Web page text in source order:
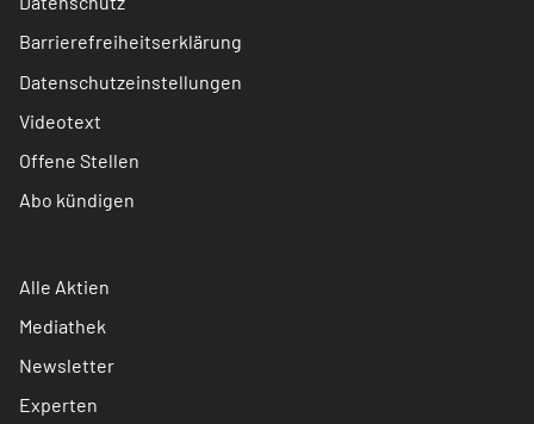
Barrierefreiheitserklärung
Datenschutzeinstellungen
Videotext
Offene Stellen
Abo kündigen
Alle Aktien
Mediathek
Newsletter
Experten